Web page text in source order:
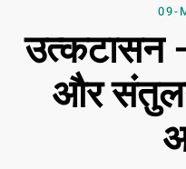
09-
उत्कटासन
और